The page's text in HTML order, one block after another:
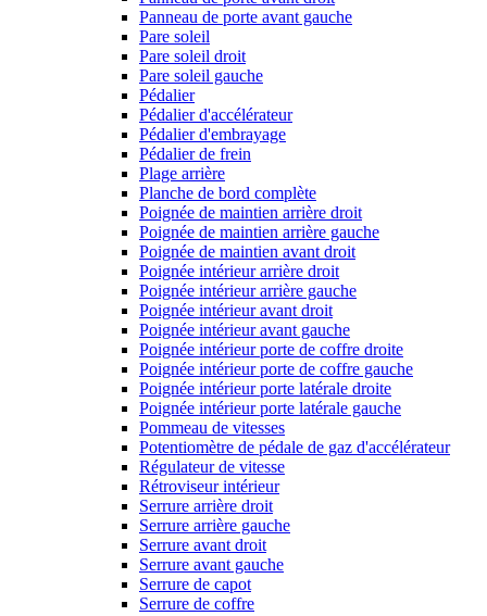
Panneau de porte avant gauche
Pare soleil
Pare soleil droit
Pare soleil gauche
Pédalier
Pédalier d'accélérateur
Pédalier d'embrayage
Pédalier de frein
Plage arrière
Planche de bord complète
Poignée de maintien arrière droit
Poignée de maintien arrière gauche
Poignée de maintien avant droit
Poignée intérieur arrière droit
Poignée intérieur arrière gauche
Poignée intérieur avant droit
Poignée intérieur avant gauche
Poignée intérieur porte de coffre droite
Poignée intérieur porte de coffre gauche
Poignée intérieur porte latérale droite
Poignée intérieur porte latérale gauche
Pommeau de vitesses
Potentiomètre de pédale de gaz d'accélérateur
Régulateur de vitesse
Rétroviseur intérieur
Serrure arrière droit
Serrure arrière gauche
Serrure avant droit
Serrure avant gauche
Serrure de capot
Serrure de coffre